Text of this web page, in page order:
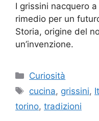
I grissini nacquero
rimedio per un
Storia, origine del
un’invenzione.
Categorie
Curiosità
Tag
cucina, grissini,
torino, tradizioni